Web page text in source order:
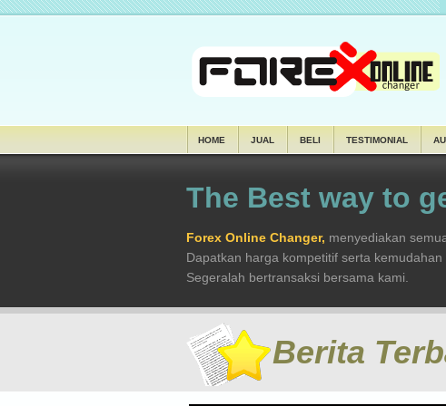
HOME JUAL BELI TESTIMONIAL
The Best way to
Forex Online Changer, menyediakan
Dapatkan harga kompetitif serta
Segeralah bertransaksi bersama kami.
Berita